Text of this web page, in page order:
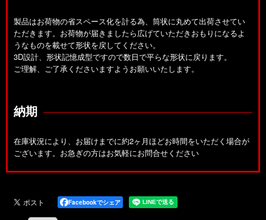
製品はお荷物の省スペース化を計る為、筒状に丸めて出荷させてい
ただきます。お荷物が届きましたら広げていただきおもりになるよ
うなものを載せて形状を戻してください。
3D設計、形状記憶成型ですので数日で平らな形状に戻ります。
ご理解、ご了承くださいますようお願いいたします。
納期
在庫状況により、お届けまでに約2ヶ月ほどお時間をいただく場合が
ございます。お急ぎの方はお気軽にお問合せください
Facebookでシェア